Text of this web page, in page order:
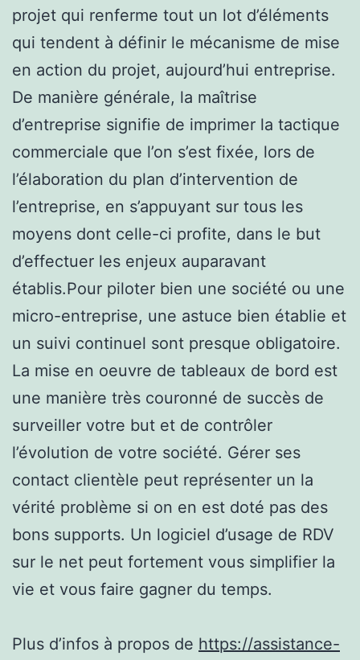
projet qui renferme tout un lot d’éléments
qui tendent à définir le mécanisme de mise
en action du projet, aujourd’hui entreprise.
De manière générale, la maîtrise
d’entreprise signifie de imprimer la tactique
commerciale que l’on s’est fixée, lors de
l’élaboration du plan d’intervention de
l’entreprise, en s’appuyant sur tous les
moyens dont celle-ci profite, dans le but
d’effectuer les enjeux auparavant
établis.Pour piloter bien une société ou une
micro-entreprise, une astuce bien établie et
un suivi continuel sont presque obligatoire.
La mise en oeuvre de tableaux de bord est
une manière très couronné de succès de
surveiller votre but et de contrôler
l’évolution de votre société. Gérer ses
contact clientèle peut représenter un la
vérité problème si on en est doté pas des
bons supports. Un logiciel d’usage de RDV
sur le net peut fortement vous simplifier la
vie et vous faire gagner du temps.
Plus d’infos à propos de https://assistance-